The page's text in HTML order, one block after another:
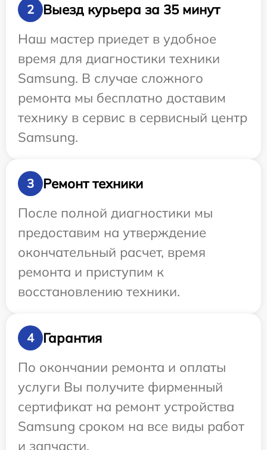
2
Выезд курьера за 35 минут
Наш мастер приедет в удобное
время для диагностики техники
Samsung. В случае сложного
ремонта мы бесплатно доставим
технику в сервис в сервисный центр
Samsung.
3
Ремонт техники
После полной диагностики мы
предоставим на утверждение
окончательный расчет, время
ремонта и приступим к
восстановлению техники.
4
Гарантия
По окончании ремонта и оплаты
услуги Вы получите фирменный
сертификат на ремонт устройства
Samsung сроком на все виды работ
и запчасти.